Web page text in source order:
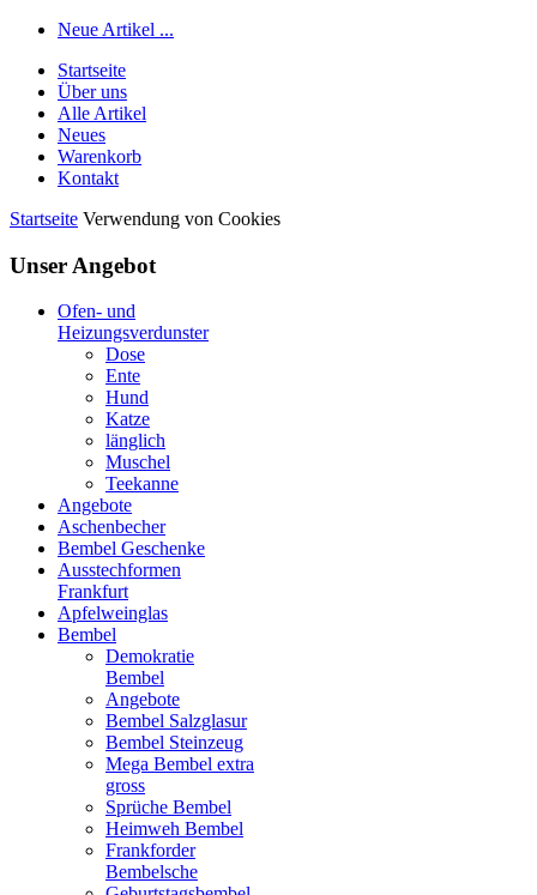
Neue Artikel ...
Startseite
Über uns
Alle Artikel
Neues
Warenkorb
Kontakt
Startseite Verwendung von Cookies
Unser Angebot
Ofen- und
Heizungsverdunster
Dose
Ente
Hund
Katze
länglich
Muschel
Teekanne
Angebote
Aschenbecher
Bembel Geschenke
Ausstechformen
Frankfurt
Apfelweinglas
Bembel
Demokratie
Bembel
Angebote
Bembel Salzglasur
Bembel Steinzeug
Mega Bembel extra
gross
Sprüche Bembel
Heimweh Bembel
Frankforder
Bembelsche